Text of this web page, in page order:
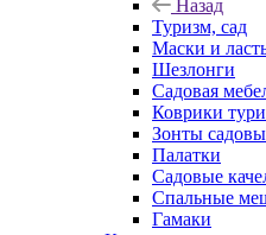
Назад
Туризм, сад
Маски и
Шезлонги
Садовая
Коврики
Зонты
Палатки
Садовые
Спальные
Гамаки